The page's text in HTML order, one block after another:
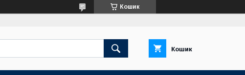
Кошик
Кошик